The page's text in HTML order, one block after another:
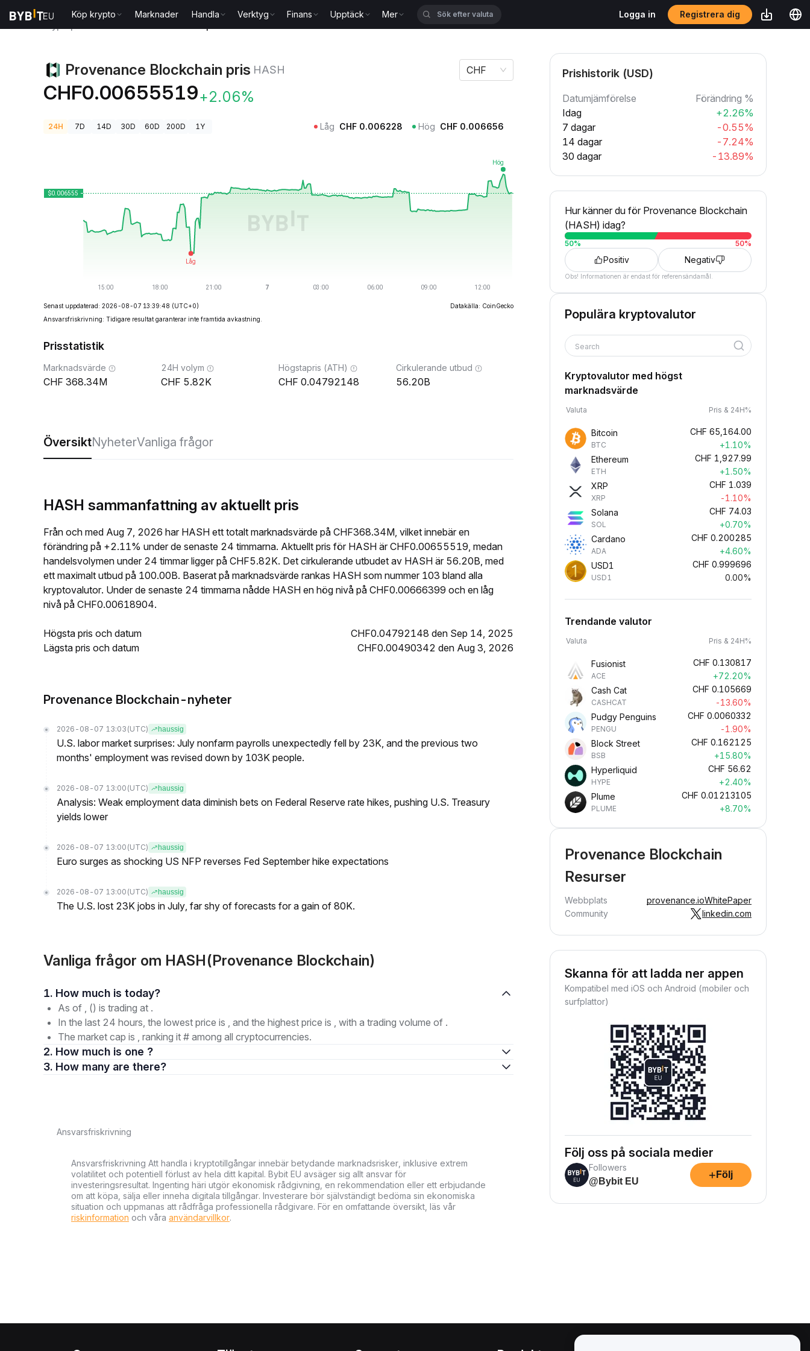
Köp krypto Marknader Handla Verktyg Finans Upptäck Mer Logga in Registrera dig
Provenance Blockchain pris HASH
CHF0.00655519+2.06%
CHF
24H 7D 14D 30D 60D 200D 1Y Låg CHF 0.006228 Hög CHF 0.006656
Senast uppdaterad: 2026-08-07 13:39:48 (UTC+0)
Datakälla: CoinGecko
Ansvarsfriskrivning: Tidigare resultat garanterar inte framtida avkastning.
Prisstatistik
Marknadsvärde
368.34M
24H volym
5.82K
Högstapris (ATH)
0.04792148
Cirkulerande utbud
56.20B
ÖversiktNyheterVanliga frågor
HASH sammanfattning av aktuellt pris
Från och med Aug 7, 2026 har HASH ett totalt marknadsvärde på CHF368.34M, vilket innebär en
förändring på +2.11% under de senaste 24 timmarna. Aktuellt pris för HASH är CHF0.00655519, medan
handelsvolymen under 24 timmar ligger på CHF5.82K. Det cirkulerande utbudet av HASH är 56.20B, med
ett maximalt utbud på 100.00B. Baserat på marknadsvärde rankas HASH som nummer 103 bland alla
kryptovalutor. Under de senaste 24 timmarna nådde HASH en hög nivå på CHF0.00666399 och en låg
nivå på CHF0.00618904.
Högsta pris och datum
CHF0.04792148 den Sep 14, 2025
Lägsta pris och datum
CHF0.00490342 den Aug 3, 2026
Provenance Blockchain-nyheter
2026-08-07 13:03 (UTC) haussig
U.S. labor market surprises: July nonfarm payrolls unexpectedly fell by 23K, and the previous two
months' employment was revised down by 103K people.
2026-08-07 13:00 (UTC) haussig
Analysis: Weak employment data diminish bets on Federal Reserve rate hikes, pushing U.S. Treasury
yields lower
2026-08-07 13:00 (UTC) haussig
Euro surges as shocking US NFP reverses Fed September hike expectations
2026-08-07 13:00 (UTC) haussig
The U.S. lost 23K jobs in July, far shy of forecasts for a gain of 80K.
Vanliga frågor om HASH(Provenance Blockchain)
1. How much is today?
As of , () is trading at .
In the last 24 hours, the lowest price is , and the highest price is , with a trading volume of .
The market cap is , ranking it # among all cryptocurrencies.
2. How much is one ?
3. How many are there?
Ansvarsfriskrivning
Ansvarsfriskrivning Att handla i kryptotillgångar innebär betydande marknadsrisker, inklusive extrem
volatilitet och potentiell förlust av hela ditt kapital. Bybit EU avsäger sig allt ansvar för
investeringsresultat. Ingenting häri utgör ekonomisk rådgivning, en rekommendation eller ett erbjudande
om att köpa, sälja eller inneha digitala tillgångar. Investerare bör självständigt bedöma sin ekonomiska
situation och uppmanas att rådfråga professionella rådgivare. För en omfattande översikt, läs vår
riskinformation och våra användarvillkor.
Prishistorik (USD)
Datumjämförelse
Förändring %
Idag
+2.26%
7 dagar
-0.55%
14 dagar
-7.24%
30 dagar
-13.89%
Hur känner du för Provenance Blockchain
(HASH) idag?
50% 50%
Positiv Negativ
Obs! Informationen är endast för referensändamål.
Populära kryptovalutor
Search
Kryptovalutor med högst
marknadsvärde
Valuta Pris & 24H%
Bitcoin
BTC
CHF 65,164.00
+1.10%
Ethereum
ETH
CHF 1,927.99
+1.50%
XRP
XRP
CHF 1.039
-1.10%
Solana
SOL
CHF 74.03
+0.70%
Cardano
ADA
CHF 0.200285
+4.60%
USD1
USD1
CHF 0.999696
0.00%
Trendande valutor
Valuta Pris & 24H%
Fusionist
ACE
CHF 0.130817
+72.20%
Cash Cat
CASHCAT
CHF 0.105669
-13.60%
Pudgy Penguins
PENGU
CHF 0.0060332
-1.90%
Block Street
BSB
CHF 0.162125
+15.80%
Hyperliquid
HYPE
CHF 56.62
+2.40%
Plume
PLUME
CHF 0.01213105
+8.70%
Provenance Blockchain
Resurser
Webbplats provenance.ioWhitePaper
Community
linkedin.com
Skanna för att ladda ner appen
Kompatibel med iOS och Android (mobiler och
surfplattor)
Följ oss på sociala medier
Followers
@Bybit EU
+ Följ